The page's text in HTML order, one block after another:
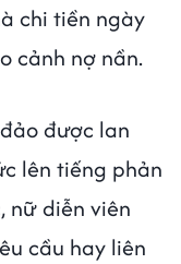
chi tiền ngày
cảnh nợ nần.
được lan
lên tiếng phản
nữ diễn viên
cầu hay liên